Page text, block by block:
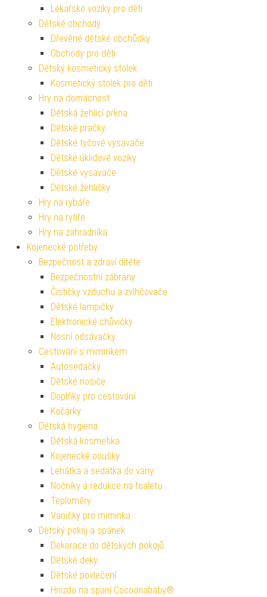
Lékařské vozíky pro děti
Dětské obchody
Dřevěné dětské obchůdky
Obchody pro děti
Dětský kosmetický stolek
Kosmetický stolek pro děti
Hry na domácnost
Dětská žehlicí prkna
Dětské pračky
Dětské tyčové vysavače
Dětské úklidové vozíky
Dětské vysavače
Dětské žehličky
Hry na rybáře
Hry na rytíře
Hry na zahradníka
Kojenecké potřeby
Bezpečnost a zdraví dítěte
Bezpečnostní zábrany
Čističky vzduchu a zvlhčovače
Dětské lampičky
Elektronické chůvičky
Nosní odsávačky
Cestování s miminkem
Autosedačky
Dětské nosiče
Doplňky pro cestování
Kočárky
Dětská hygiena
Dětská kosmetika
Kojenecké osušky
Lehátka a sedátka do vany
Nočníky a redukce na toaletu
Teploměry
Vaničky pro miminka
Dětský pokoj a spánek
Dekorace do dětských pokojů
Dětské deky
Dětské povlečení
Hnízdo na spaní Cocoonababy®